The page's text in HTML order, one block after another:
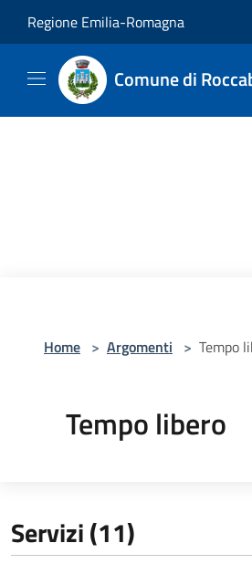
Regione Emilia-Romagna
Comune di
Home > Argomenti > Tempo
Tempo libero
Servizi (11)